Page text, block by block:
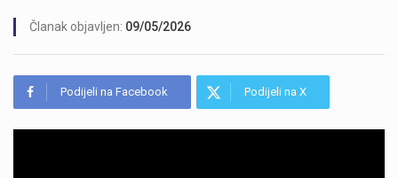
Članak objavljen: 09/05/2026
Podijeli na Facebook Podijeli na X